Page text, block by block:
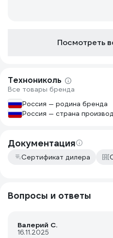
Посмотреть
Технониколь
Все товары бренда
Россия — родина бренда
Россия — страна
Документация
Сертификат дилера
Вопросы и ответы
Валерий С.
16.11.2025